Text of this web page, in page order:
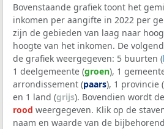
Bovenstaande grafiek toont het
inkomen per aangifte in 2022 per
zijn de gebieden van laag naar
hoogte van het inkomen. De
de grafiek weergegeven: 5 buurten (
1 deelgemeente (groen), 1
arrondissement (paars), 1 provincie (
en 1 land (grijs). Bovendien wordt
rood weergegeven. Klik op de
naam en waarde van de